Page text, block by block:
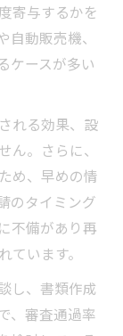
寄与するかを
動販売機、
ケースが多い
れる効果、設
。さらに、
め、早めの情
のタイミング
不備があり再
います。
し、書類作成
、審査通過率